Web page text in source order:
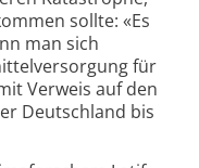
sollte: «Es
man sich
für
Verweis auf den
Deutschland bis